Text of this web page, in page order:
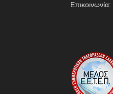
Επικοινωνία: